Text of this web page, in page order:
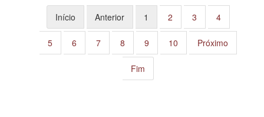
Início
Anterior 1 2 3 4
5 6 7 8 9 10 Próximo
Fim